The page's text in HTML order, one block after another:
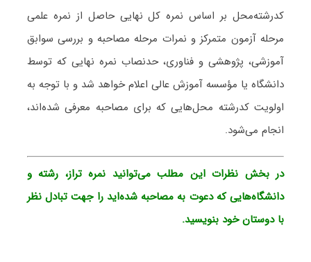
کدرشته‌محل بر اساس نمره کل نهایی حاصل از نمره علمی
مرحله آزمون متمرکز و نمرات مرحله مصاحبه و بررسی سوابق
آموزشی، پژوهشی و فناوری، حدنصاب نمره نهایی که توسط
دانشگاه یا مؤسسه آموزش عالی اعلام خواهد شد و با توجه به
اولویت کدرشته ‌محل‌هایی که برای مصاحبه معرفی شده‌اند،
انجام می‌شود.
در بخش نظرات این مطلب می‌توانید نمره تراز، رشته و
دانشگاه‌هایی که دعوت به مصاحبه شده‌اید را جهت تبادل نظر
با دوستان خود بنویسید.